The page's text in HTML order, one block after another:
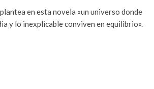
en esta novela «un universo donde
y lo inexplicable conviven en equilibrio».